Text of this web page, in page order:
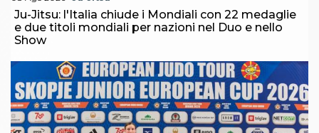
Ju-Jitsu: l'Italia chiude i Mondiali con 22 medaglie
e due titoli mondiali per nazioni nel Duo e nello
Show